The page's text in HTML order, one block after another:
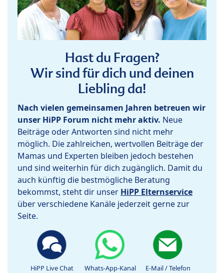
Hast du Fragen?
Wir sind für dich und deinen
Liebling da!
Nach vielen gemeinsamen Jahren betreuen wir
unser HiPP Forum nicht mehr aktiv. Neue
Beiträge oder Antworten sind nicht mehr
möglich. Die zahlreichen, wertvollen Beiträge der
Mamas und Experten bleiben jedoch bestehen
und sind weiterhin für dich zugänglich. Damit du
auch künftig die bestmögliche Beratung
bekommst, steht dir unser HiPP Elternservice
über verschiedene Kanäle jederzeit gerne zur
Seite.
HiPP Live Chat Whats-App-Kanal E-Mail / Telefon